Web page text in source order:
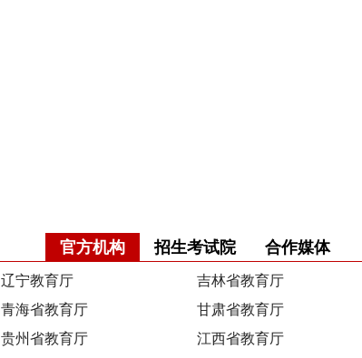
官方机构 招生考试院 合作媒体
辽宁教育厅 吉林省教育厅
青海省教育厅 甘肃省教育厅
贵州省教育厅 江西省教育厅